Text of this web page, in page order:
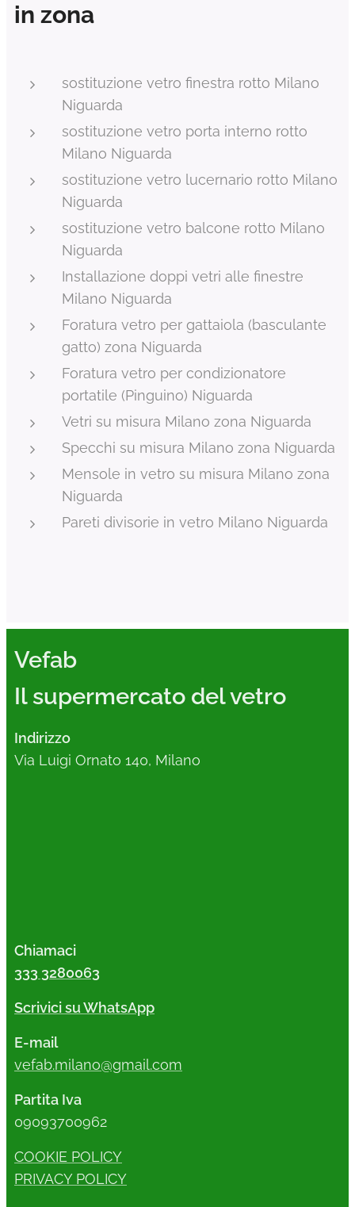
in zona
sostituzione vetro finestra rotto Milano
Niguarda
sostituzione vetro porta interno rotto
Milano Niguarda
sostituzione vetro lucernario rotto Milano
Niguarda
sostituzione vetro balcone rotto Milano
Niguarda
Installazione doppi vetri alle finestre
Milano Niguarda
Foratura vetro per gattaiola (basculante
gatto) zona Niguarda
Foratura vetro per condizionatore
portatile (Pinguino) Niguarda
Vetri su misura Milano zona Niguarda
Specchi su misura Milano zona Niguarda
Mensole in vetro su misura Milano zona
Niguarda
Pareti divisorie in vetro Milano Niguarda
Vefab
Il supermercato del vetro
Indirizzo
Via Luigi Ornato 140, Milano
Chiamaci
333 3280063
Scrivici su WhatsApp
E-mail
vefab.milano@gmail.com
Partita Iva
09093700962
COOKIE POLICY
PRIVACY POLICY